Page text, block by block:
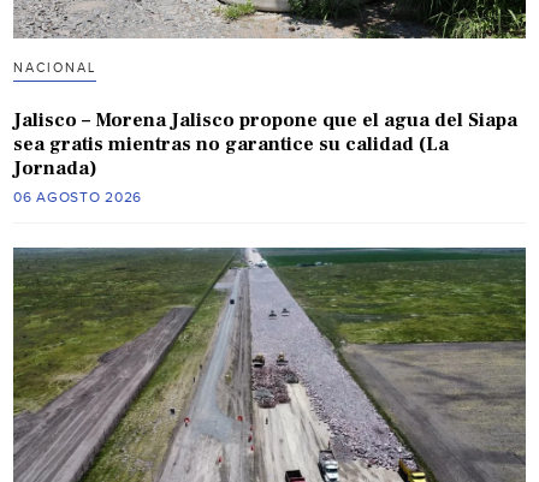
NACIONAL
Jalisco – Morena Jalisco propone que el agua del Siapa
sea gratis mientras no garantice su calidad (La
Jornada)
06 AGOSTO 2026